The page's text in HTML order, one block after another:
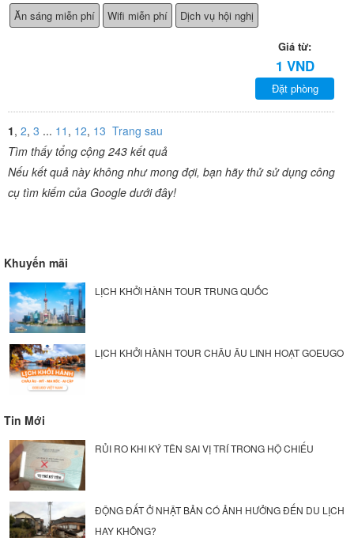
Ăn sáng miễn phí
Wifi miễn phí Dịch vụ hội nghị
Giá từ:
1 VND
Đặt phòng
1, 2, 3 ... 11 , 12, 13 Trang sau
Tìm thấy tổng cộng 243 kết quả
Nếu kết quả này không như mong đợi, bạn hãy thử sử dụng công
cụ tìm kiếm của Google dưới đây!
Khuyến mãi
LỊCH KHỞI HÀNH TOUR TRUNG QUỐC
LỊCH KHỞI HÀNH TOUR CHÂU ÂU LINH HOẠT GOEUGO
Tin Mới
RỦI RO KHI KÝ TÊN SAI VỊ TRÍ TRONG HỘ CHIẾU
ĐỘNG ĐẤT Ở NHẬT BẢN CÓ ẢNH HƯỞNG ĐẾN DU LỊCH
HAY KHÔNG?